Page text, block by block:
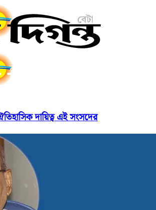
ঐতিহাসিক দায়িত্ব এই সংসদের